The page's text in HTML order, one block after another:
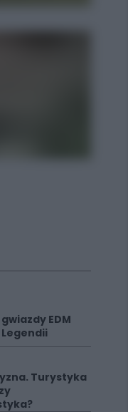
EDM
Turystyka